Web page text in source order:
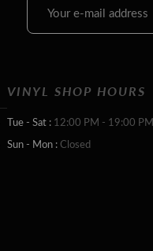
VINYL SHOP HOURS
Tue - Sat : 12:00 PM - 19:00 PM
Sun - Mon : Closed